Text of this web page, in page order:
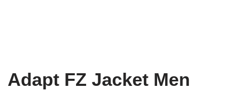
Adapt FZ Jacket Men